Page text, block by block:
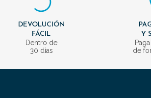
DEVOLUCIÓN
FÁCIL
Dentro de
30 días
Y
de